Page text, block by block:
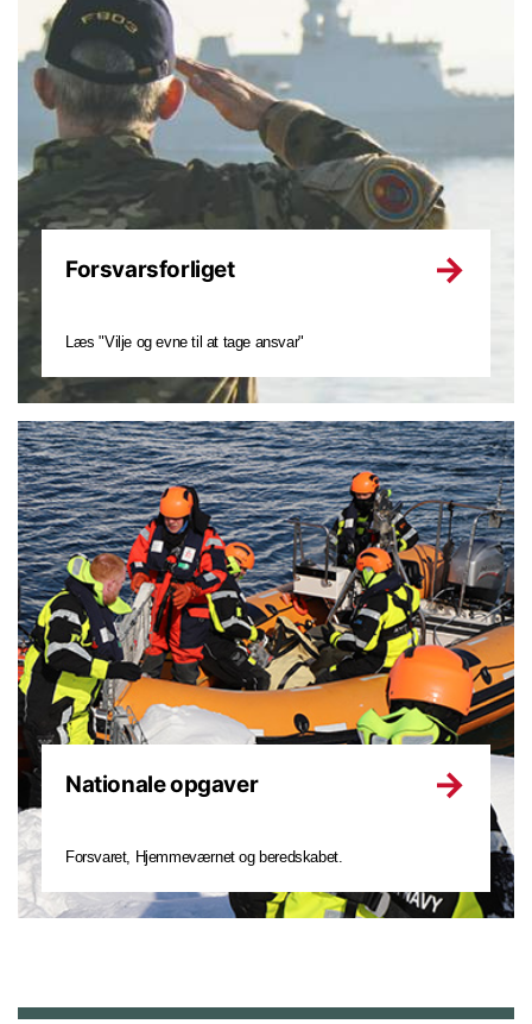
Forsvarsforliget
Læs "Vilje og evne til at tage ansvar"
Nationale opgaver
Forsvaret, Hjemmeværnet og beredskabet.